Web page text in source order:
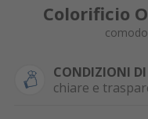
Colorificio
CONDIZIONI
chiare e